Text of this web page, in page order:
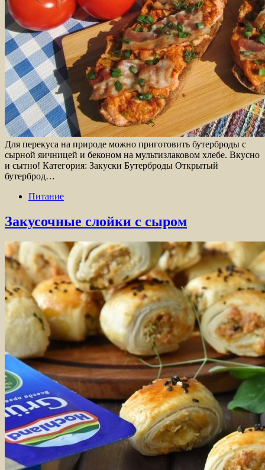
Для перекуса на природе можно приготовить бутерброды с
сырной яичницей и беконом на мультизлаковом хлебе. Вкусно
и сытно! Категория: Закуски Бутерброды Открытый
бутерброд…
Питание
Закусочные слойки с сыром